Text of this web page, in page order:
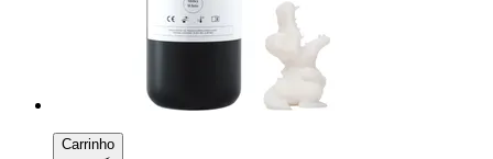
Carrinho